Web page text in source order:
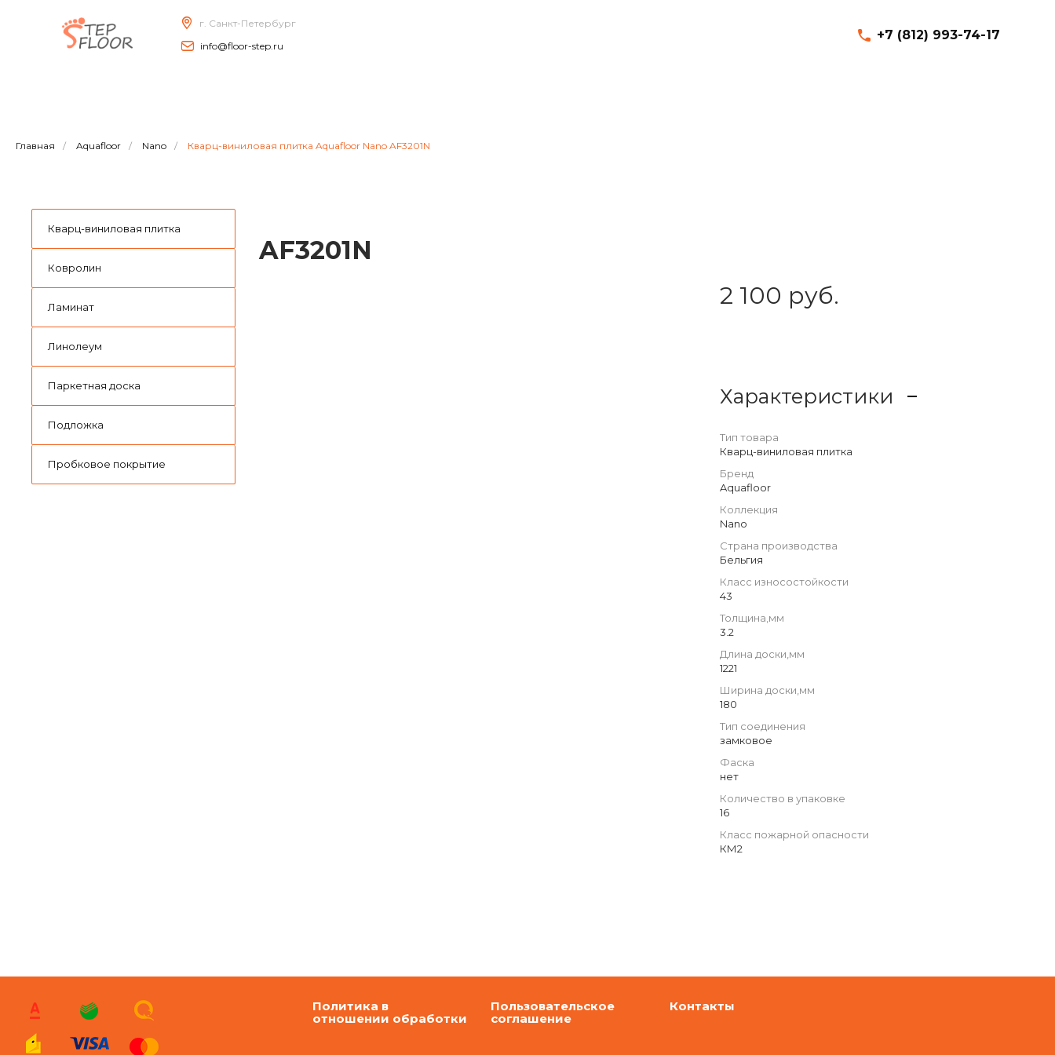
г. Санкт-Петербург
info@floor-step.ru
+7 (812) 993-74-17
Главная / Aquafloor / Nano / Кварц-виниловая плитка Aquafloor Nano AF3201N
Кварц-виниловая плитка
Ковролин
Ламинат
Линолеум
Паркетная доска
Подложка
Пробковое покрытие
AF3201N
2 100 руб.
Характеристики
Тип товара
Кварц-виниловая плитка
Бренд
Aquafloor
Коллекция
Nano
Страна производства
Бельгия
Класс износостойкости
43
Толщина,мм
3.2
Длина доски,мм
1221
Ширина доски,мм
180
Тип соединения
замковое
Фаска
нет
Количество в упаковке
16
Класс пожарной опасности
КМ2
Политика в
отношении обработки
Пользовательское
соглашение
Контакты